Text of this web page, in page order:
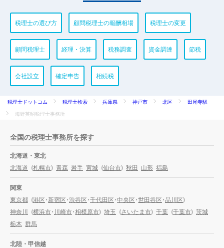
税理士の選び方 顧問税理士の報酬相場 税理士の変更
顧問税理士 経理・決算 税務調査 資金調達 節税
会社設立 確定申告 相続税
税理士ドットコム 税理士検索 兵庫県 神戸市 北区
田尾寺駅
海野英昭税理士事務所
全国の税理士事務所を探す
北海道・東北
北海道 (札幌市) 青森 岩手 宮城 (仙台市) 秋田 山形 福島
関東
東京都 (港区・新宿区・渋谷区・千代田区・中央区・世田谷区・品川区)
神奈川 (横浜市・川崎市・相模原市) 埼玉 (さいたま市) 千葉 (千葉市) 茨城
栃木 群馬
北陸・甲信越